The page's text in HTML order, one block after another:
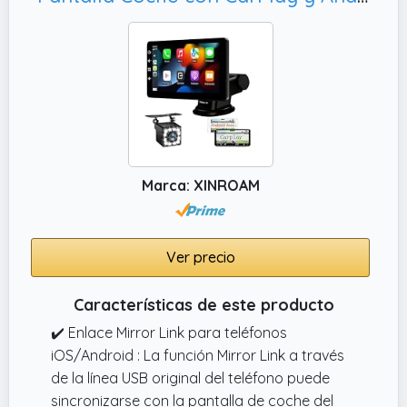
tu smartphone, usa Siri en modo manos
libres para hacer/recibir llamadas, escuchar
tu música favorita, GPS y otras funciones.
✔️ Multi Audio Output&Plug and Play. Car
tablet is equipped with Bluetooth 5.0 / builtin
four audio output.Marca: XINROAM
Ver precio
Características de este producto
✔️ Enlace Mirror Link para teléfonos
iOS/Android : La función Mirror Link a través
de la línea USB original del teléfono puede
sincronizarse con la pantalla de coche del